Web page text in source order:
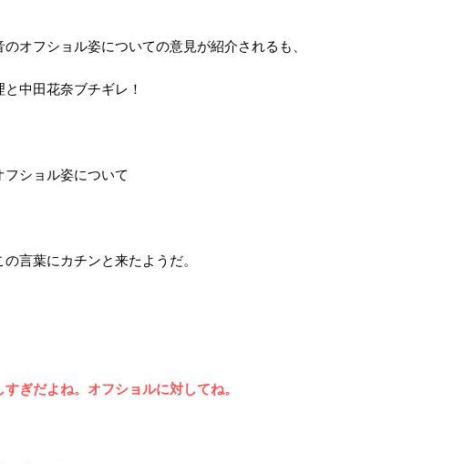
オフショル姿についての意見が紹介されるも、
中田花奈ブチギレ！
ショル姿について
言葉にカチンと来たようだ。
ぎだよね。オフショルに対してね。